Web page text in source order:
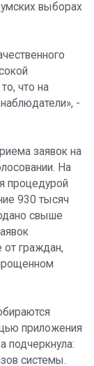
выборах
что на
-
заявок на
На
процедурой
930 тысяч
свыше
от граждан,
приложения
подчеркнула:
системы.